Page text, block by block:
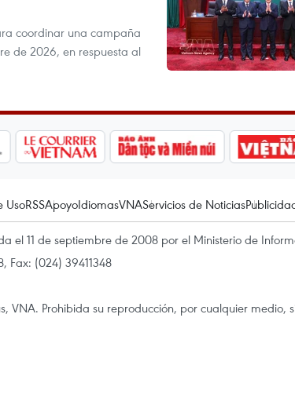
coordinar una campaña
de 2026, en respuesta al
UsoRSSApoyoIdiomasVNAServicios de Noticias
el 11 de septiembre de 2008 por el Ministerio de
Fax: (024) 39411348
VNA. Prohibida su reproducción, por cualquier medio,